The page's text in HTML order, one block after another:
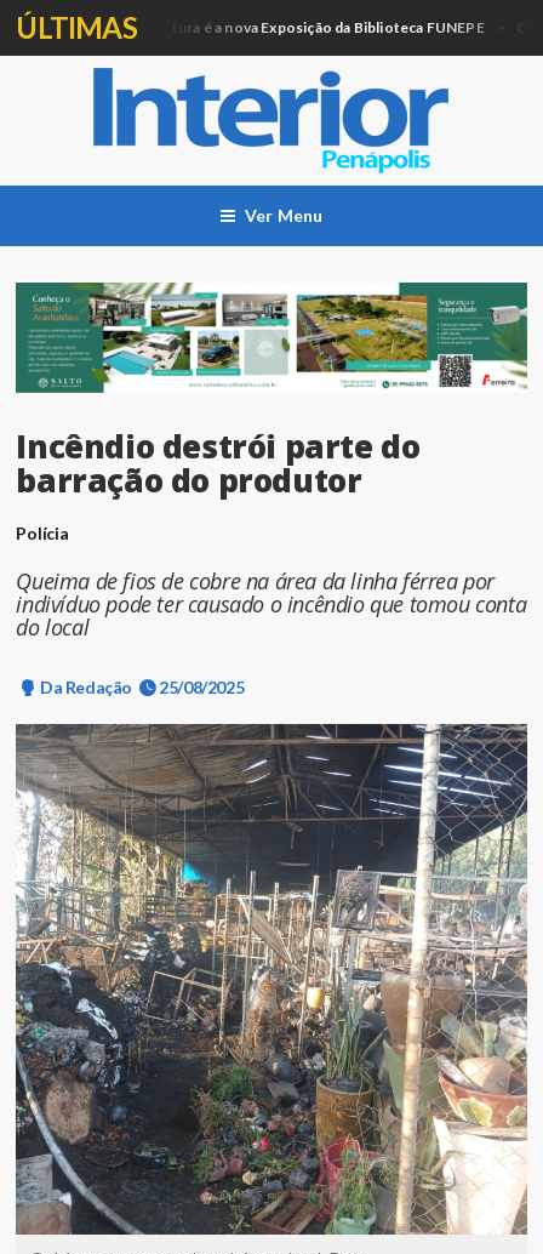
ÚLTIMAS
Artesanato e Pintura é a nova Exposição da Biblioteca FUNEPE Cidade
Ver Menu
Incêndio destrói parte do
barração do produtor
Polícia
Queima de fios de cobre na área da linha férrea por
indivíduo pode ter causado o incêndio que tomou conta
do local
Da Redação 25/08/2025